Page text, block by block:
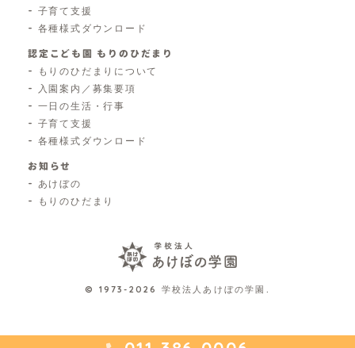
子育て支援
各種様式ダウンロード
認定こども園 もりのひだまり
もりのひだまりについて
入園案内／募集要項
一日の生活・行事
子育て支援
各種様式ダウンロード
お知らせ
あけぼの
もりのひだまり
© 1973-2026 学校法人あけぼの学園.